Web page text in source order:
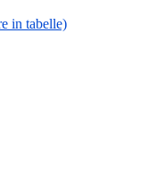
in tabelle)